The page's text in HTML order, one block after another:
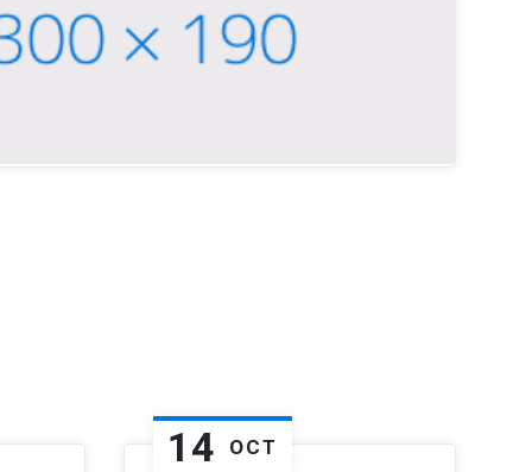
14 OCT